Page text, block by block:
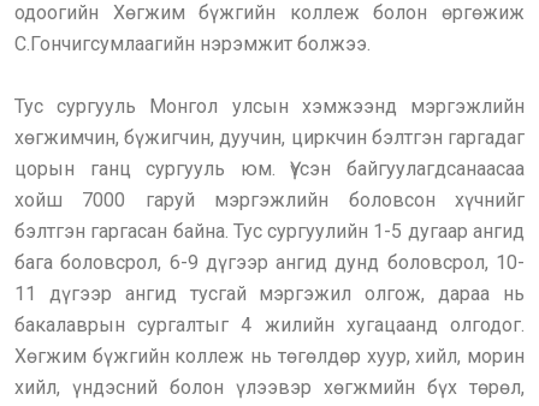
одоогийн Хөгжим бүжгийн коллеж болон өргөжиж
С.Гончигсумлаагийн нэрэмжит болжээ.
Тус сургууль Монгол улсын хэмжээнд мэргэжлийн
хөгжимчин, бүжигчин, дуучин, циркчин бэлтгэн гаргадаг
цорын ганц сургууль юм. Үүсэн байгуулагдсанаасаа
хойш 7000 гаруй мэргэжлийн боловсон хүчнийг
бэлтгэн гаргасан байна. Тус сургуулийн 1-5 дугаар ангид
бага боловсрол, 6-9 дүгээр ангид дунд боловсрол, 10-
11 дүгээр ангид тусгай мэргэжил олгож, дараа нь
бакалаврын сургалтыг 4 жилийн хугацаанд олгодог.
Хөгжим бүжгийн коллеж нь төгөлдөр хуур, хийл, морин
хийл, үндэсний болон үлээвэр хөгжмийн бүх төрөл,